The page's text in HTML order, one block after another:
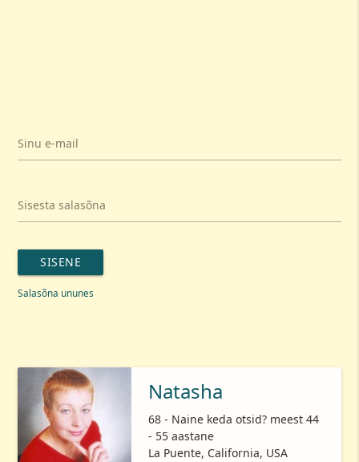
Sinu e-mail
Sisesta salasõna
SISENE
Salasõna ununes
Natasha
68 - Naine keda otsid? meest 44
- 55 aastane
La Puente, California, USA